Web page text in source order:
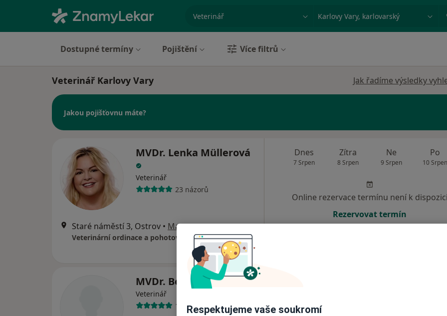
specializace, nemoc nebo příjmení
Dostupné termíny Pojištění Více filtrů
Veterinář Karlovy Vary Jak řadíme výsledky
Jakou pojišťovnu máte?
MVDr. Lenka Müllerová
Veterinář
23 názorů
Staré náměstí 3, Ostrov • Mapa
Veterinární ordinace a pohotovost MVD.Lenka Mullerová
Dnes
7 Srpen
Zítra
8 Srpen
Ne
9 Srpen
Po
10 Srpen
Online rezervace termínu není k dispozici
Rezervovat termín
MVDr. Bořek Daniel
Veterinář
1 názorRespektujeme vaše soukromí